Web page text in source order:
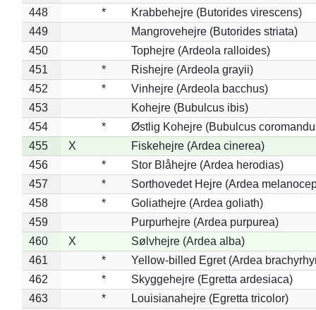
448
*
Krabbehejre (Butorides virescens)
449
Mangrovehejre (Butorides striata)
450
Tophejre (Ardeola ralloides)
451
*
Rishejre (Ardeola grayii)
452
*
Vinhejre (Ardeola bacchus)
453
Kohejre (Bubulcus ibis)
454
*
Østlig Kohejre (Bubulcus
455
X
Fiskehejre (Ardea cinerea)
456
*
Stor Blåhejre (Ardea herodias)
457
*
Sorthovedet Hejre (Ardea
458
*
Goliathejre (Ardea goliath)
459
Purpurhejre (Ardea purpurea)
460
X
Sølvhejre (Ardea alba)
461
*
Yellow-billed Egret (Ardea
462
*
Skyggehejre (Egretta ardesiaca)
463
*
Louisianahejre (Egretta tricolor)